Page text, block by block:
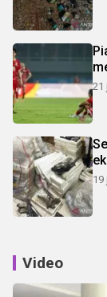
21
19
Video